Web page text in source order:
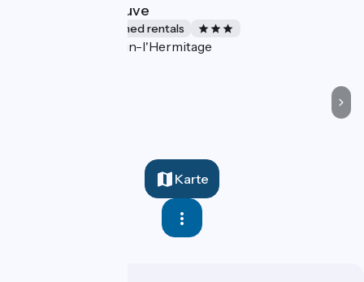
Regard sur le fleuve
Lodgings and furnished rentals
Tain-l'Hermitage
Karte